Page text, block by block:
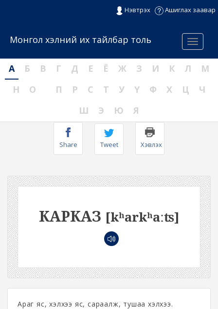
Нэвтрэх Ашиглах заавар
Menu
Монгол хэлний их тайлбар толь
А Б В Г Д Е Ё Ж З И К Л
М
Н
О П Р С Т У Ү Ф Х Ц
Ч
Ш
Э Ю Я
Share Tweet Хэвлэх
КАРКАЗ [kʰarkʰaːʦ]
Араг яс, хэлхээ яс, сараалж, тушаа хэлхээ.